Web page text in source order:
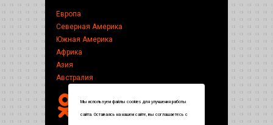
Европа
Северная Америка
Южная Америка
Африка
Азия
Австралия
Мы используем файлы cookies для улучшения работы
сайта. Оставаясь на нашем сайте, вы соглашаетесь с